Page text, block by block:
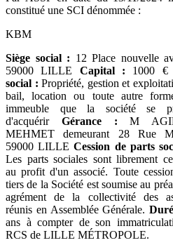
constitué une SCI dénommée :
KBM
Siège social : 12 Place nouvelle
59000 LILLE Capital : 1000
social : Propriété, gestion et
bail, location ou toute autre
immeuble que la société se
d'acquérir Gérance : M
MEHMET demeurant 28 Rue
59000 LILLECession de parts
Les parts sociales sont librement
au profit d'un associé. Toute
tiers de la Société est soumise au
agrément de la collectivité des
réunis en Assemblée Générale.
ans à compter de son
RCS de LILLE MÉTROPOLE.